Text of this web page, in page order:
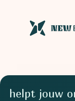
helpt jouw